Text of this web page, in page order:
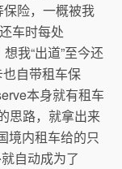
险，一概被我
车时每处
我“出道”至今还
自带租车保
本身就有租车
思路，就拿出来
境内租车给的只
自动成为了